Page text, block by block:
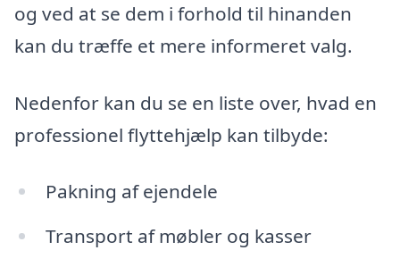
og ved at se dem i forhold til hinanden
kan du træffe et mere informeret valg.
Nedenfor kan du se en liste over, hvad en
professionel flyttehjælp kan tilbyde:
Pakning af ejendele
Transport af møbler og kasser